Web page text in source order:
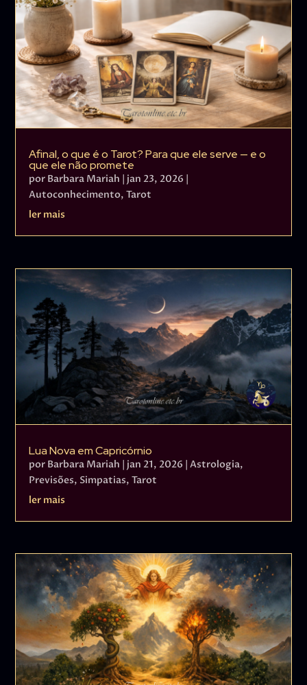
Afinal, o que é o Tarot? Para que ele serve — e o
que ele não promete
por Barbara Mariah jan 23, 2026
Autoconhecimento,Tarot
ler mais
Lua Nova em Capricórnio
por Barbara Mariah | jan 21, 2026 |Astrologia,
Previsões, Simpatias,Tarot
ler mais